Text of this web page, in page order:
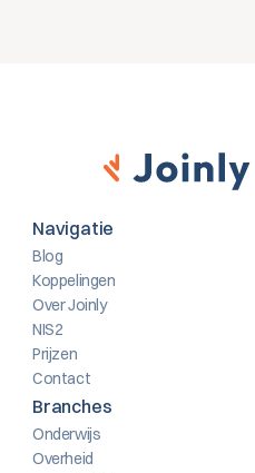
Navigatie
Blog
Koppelingen
Over Joinly
NIS2
Prijzen
Contact
Branches
Onderwijs
Overheid